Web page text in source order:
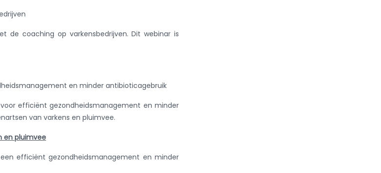
de coaching op varkensbedrijven. Dit webinar is
en minder antibioticagebruik
efficiënt gezondheidsmanagement en minder
van varkens en pluimvee.
en pluimvee
efficiënt gezondheidsmanagement en minder